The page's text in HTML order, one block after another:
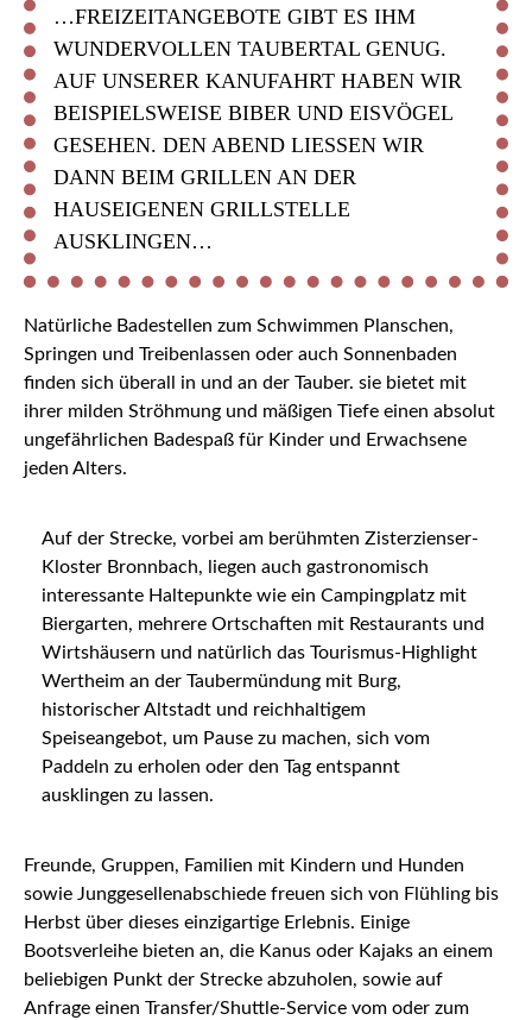
…FREIZEITANGEBOTE GIBT ES IHM
WUNDERVOLLEN TAUBERTAL GENUG.
AUF UNSERER KANUFAHRT HABEN WIR
BEISPIELSWEISE BIBER UND EISVÖGEL
GESEHEN. DEN ABEND LIESSEN WIR D
ANN BEIM GRILLEN AN DER H
AUSEIGENEN GRILLSTELLE A
USKLINGEN…
Natürliche Badestellen zum Schwimmen Planschen,
Springen und Treibenlassen oder auch Sonnenbaden
finden sich überall in und an der Tauber. sie bietet mit
ihrer milden Ströhmung und mäßigen Tiefe einen absolut
ungefährlichen Badespaß für Kinder und Erwachsene
jeden Alters.
Auf der Strecke, vorbei am berühmten Zisterzienser-
Kloster Bronnbach, liegen auch gastronomisch
interessante Haltepunkte wie ein Campingplatz mit
Biergarten, mehrere Ortschaften mit Restaurants und
Wirtshäusern und natürlich das Tourismus-Highlight
Wertheim an der Taubermündung mit Burg,
historischer Altstadt und reichhaltigem
Speiseangebot, um Pause zu machen, sich vom
Paddeln zu erholen oder den Tag entspannt
ausklingen zu lassen.
Freunde, Gruppen, Familien mit Kindern und Hunden
sowie Junggesellenabschiede freuen sich von Flühling bis
Herbst über dieses einzigartige Erlebnis. Einige
Bootsverleihe bieten an, die Kanus oder Kajaks an einem
beliebigen Punkt der Strecke abzuholen, sowie auf
Anfrage einen Transfer/Shuttle-Service vom oder zum